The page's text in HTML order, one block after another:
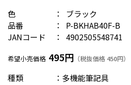
色
ブラック
品番
P-BKHAB40F-B
JANコード
4902505548741
希望小売価格 495円 （税抜価格 450円）
種類 ：多機能筆記具